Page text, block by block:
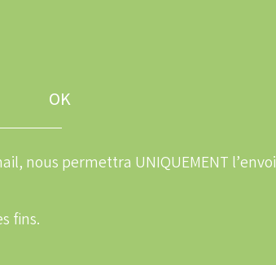
nous permettra UNIQUEMENT l’envoi
fins.